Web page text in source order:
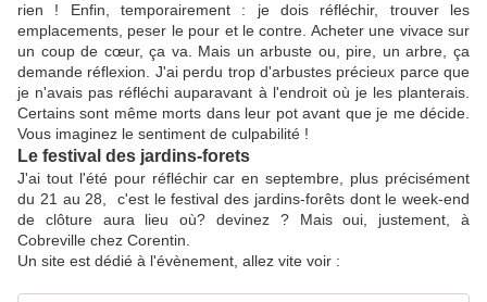
rien ! Enfin, temporairement : je dois réfléchir, trouver les
emplacements, peser le pour et le contre. Acheter une vivace sur
un coup de cœur, ça va. Mais un arbuste ou, pire, un arbre, ça
demande réflexion. J'ai perdu trop d'arbustes précieux parce que
je n'avais pas réfléchi auparavant à l'endroit où je les planterais.
Certains sont même morts dans leur pot avant que je me décide.
Vous imaginez le sentiment de culpabilité !
Le festival des jardins-forets
J'ai tout l'été pour réfléchir car en septembre, plus précisément
du 21 au 28, c'est le festival des jardins-forêts dont le week-end
de clôture aura lieu où? devinez ? Mais oui, justement, à
Cobreville chez Corentin.
Un site est dédié à l'évènement, allez vite voir :